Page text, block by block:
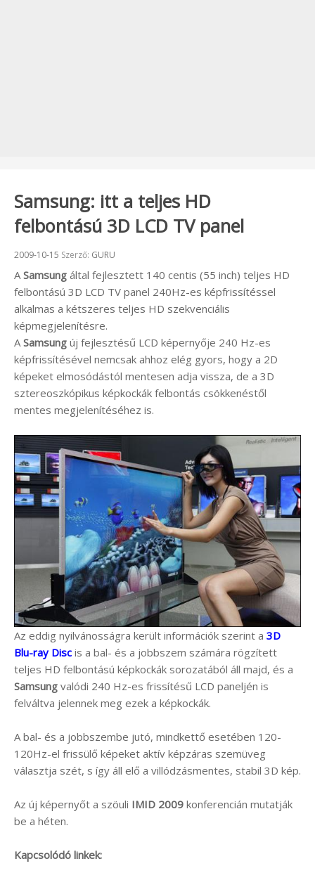
Samsung: itt a teljes HD
felbontású 3D LCD TV panel
Beküldve:
2009-10-15 Szerző: GURU
A Samsung által fejlesztett 140 centis (55 inch) teljes HD
felbontású 3D LCD TV panel 240Hz-es képfrissítéssel
alkalmas a kétszeres teljes HD szekvenciális
képmegjelenítésre.
A Samsung új fejlesztésű LCD képernyője 240 Hz-es
képfrissítésével nemcsak ahhoz elég gyors, hogy a 2D
képeket elmosódástól mentesen adja vissza, de a 3D
sztereoszkópikus képkockák felbontás csökkenéstől
mentes megjelenítéséhez is.
Az eddig nyilvánosságra került információk szerint a 3D
Blu-ray Disc is a bal- és a jobbszem számára rögzített
teljes HD felbontású képkockák sorozatából áll majd, és a
Samsung valódi 240 Hz-es frissítésű LCD paneljén is
felváltva jelennek meg ezek a képkockák.
A bal- és a jobbszembe jutó, mindkettő esetében 120-
120Hz-el frissülő képeket aktív képzáras szemüveg
választja szét, s így áll elő a villódzásmentes, stabil 3D kép.
Az új képernyőt a szöuli IMID 2009 konferencián mutatják
be a héten.
Kapcsolódó linkek: